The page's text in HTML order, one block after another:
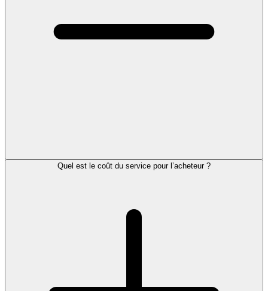
Quel est le coût du service pour l’acheteur ?